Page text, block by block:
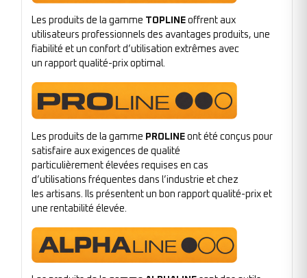
Les produits de la gamme TOPLINE offrent aux
utilisateurs professionnels des avantages produits, une
fiabilité et un confort d’utilisation extrêmes avec
un rapport qualité-prix optimal.
Les produits de la gamme PROLINE ont été conçus pour
satisfaire aux exigences de qualité
particulièrement élevées requises en cas
d’utilisations fréquentes dans l’industrie et chez
les artisans. Ils présentent un bon rapport qualité-prix et
une rentabilité élevée.